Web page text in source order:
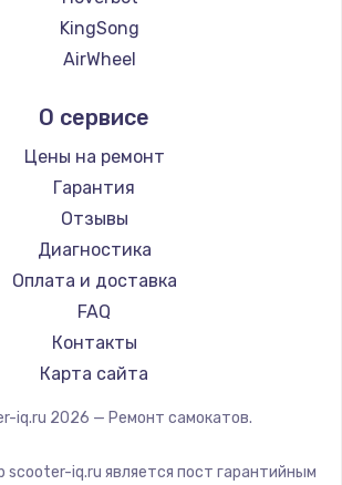
KingSong
AirWheel
Hunter
Shorner
Joyor
Minimotors
Bork
Segway
KIRIN
О сервисе
Цены на ремонт
Гарантия
Отзывы
Диагностика
Оплата и доставка
FAQ
Контакты
Карта сайта
iq.ru 2026 — Ремонт самокатов.
scooter-iq.ru является пост гарантийным